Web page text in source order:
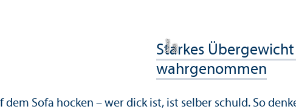
Bil
d:
P
ri
v
a
t
Starkes
wahrgenommen
Sofa hocken – wer dick ist, ist selber schuld. So